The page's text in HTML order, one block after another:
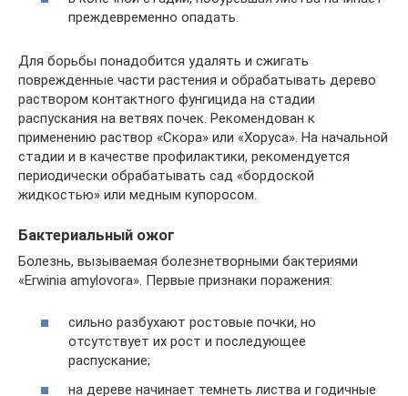
преждевременно опадать.
Для борьбы понадобится удалять и сжигать
поврежденные части растения и обрабатывать дерево
раствором контактного фунгицида на стадии
распускания на ветвях почек. Рекомендован к
применению раствор «Скора» или «Хоруса». На начальной
стадии и в качестве профилактики, рекомендуется
периодически обрабатывать сад «бордоской
жидкостью» или медным купоросом.
Бактериальный ожог
Болезнь, вызываемая болезнетворными бактериями
«Erwinia amylovora». Первые признаки поражения:
сильно разбухают ростовые почки, но
отсутствует их рост и последующее
распускание;
на дереве начинает темнеть листва и годичные